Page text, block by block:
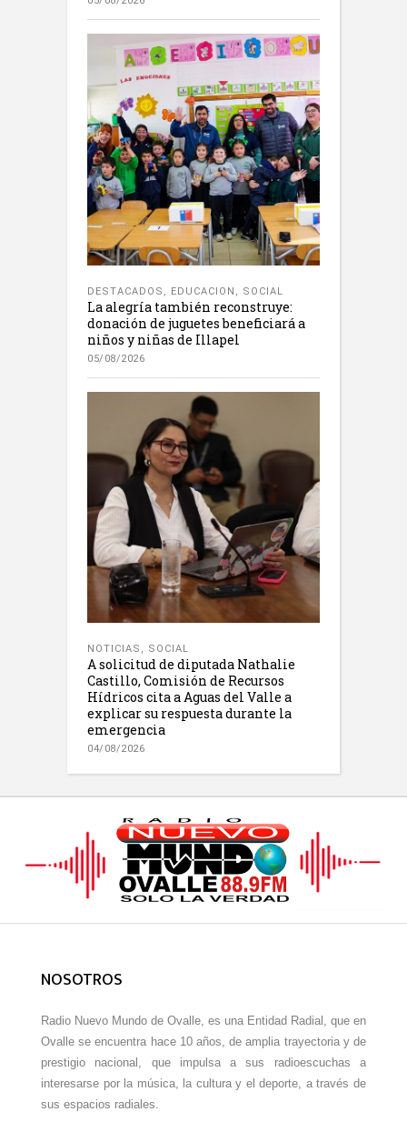
DESTACADOS , EDUCACION , SOCIAL
La alegría también reconstruye:
donación de juguetes beneficiará a
niños y niñas de Illapel
05/08/2026
NOTICIAS , SOCIAL
A solicitud de diputada Nathalie
Castillo, Comisión de Recursos
Hídricos cita a Aguas del Valle a
explicar su respuesta durante la
emergencia
04/08/2026
NOSOTROS
Radio Nuevo Mundo de Ovalle, es una Entidad Radial, que en
Ovalle se encuentra hace 10 años, de amplia trayectoria y de
prestigio nacional, que impulsa a sus radioescuchas a
interesarse por la música, la cultura y el deporte, a través de
sus espacios radiales.